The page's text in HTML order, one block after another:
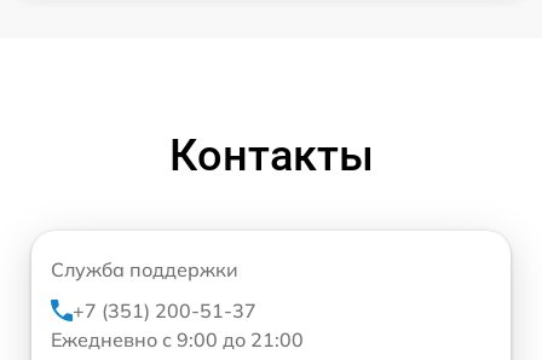
Контакты
Служба поддержки
+7 (351) 200-51-37
Ежедневно с 9:00 до 21:00